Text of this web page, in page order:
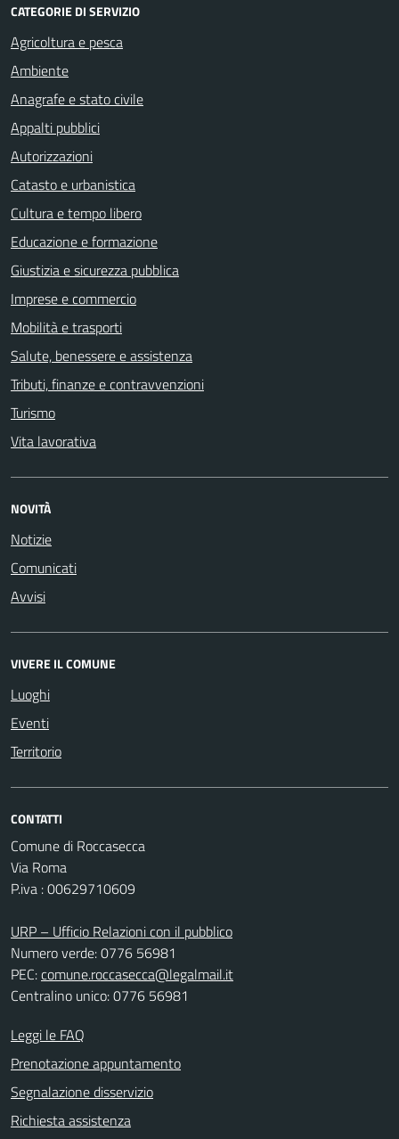
CATEGORIE DI SERVIZIO
Agricoltura e pesca
Ambiente
Anagrafe e stato civile
Appalti pubblici
Autorizzazioni
Catasto e urbanistica
Cultura e tempo libero
Educazione e formazione
Giustizia e sicurezza pubblica
Imprese e commercio
Mobilità e trasporti
Salute, benessere e assistenza
Tributi, finanze e contravvenzioni
Turismo
Vita lavorativa
NOVITÀ
Notizie
Comunicati
Avvisi
VIVERE IL COMUNE
Luoghi
Eventi
Territorio
CONTATTI
Comune di Roccasecca
Via Roma
P.iva : 00629710609
URP – Ufficio Relazioni con il pubblico
Numero verde: 0776 56981
PEC:comune.roccasecca@legalmail.it
Centralino unico: 0776 56981
Leggi le FAQ
Prenotazione appuntamento
Segnalazione disservizio
Richiesta assistenza